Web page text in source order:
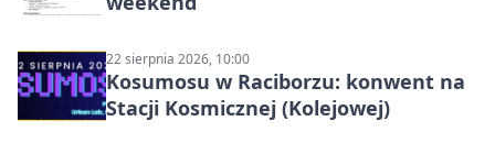
22 sierpnia 2026, 10:00
Kosumosu w Raciborzu: konwent na
Stacji Kosmicznej (Kolejowej)